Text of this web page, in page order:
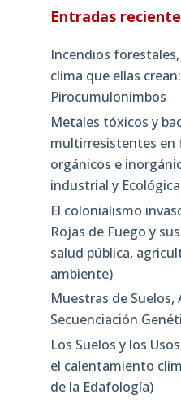
Entradas
Incendios
clima que ellas
Pirocumulonimbos
Metales tóxicos y
multirresistentes en
orgánicos e
industrial y
El colonialismo
Rojas de Fuego y
salud pública,
ambiente)
Muestras de Suelos,
Secuenciación
Los Suelos y los
el calentamiento
de la Edafología)